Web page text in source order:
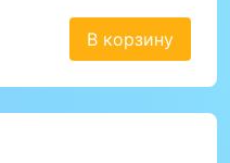
В корзину